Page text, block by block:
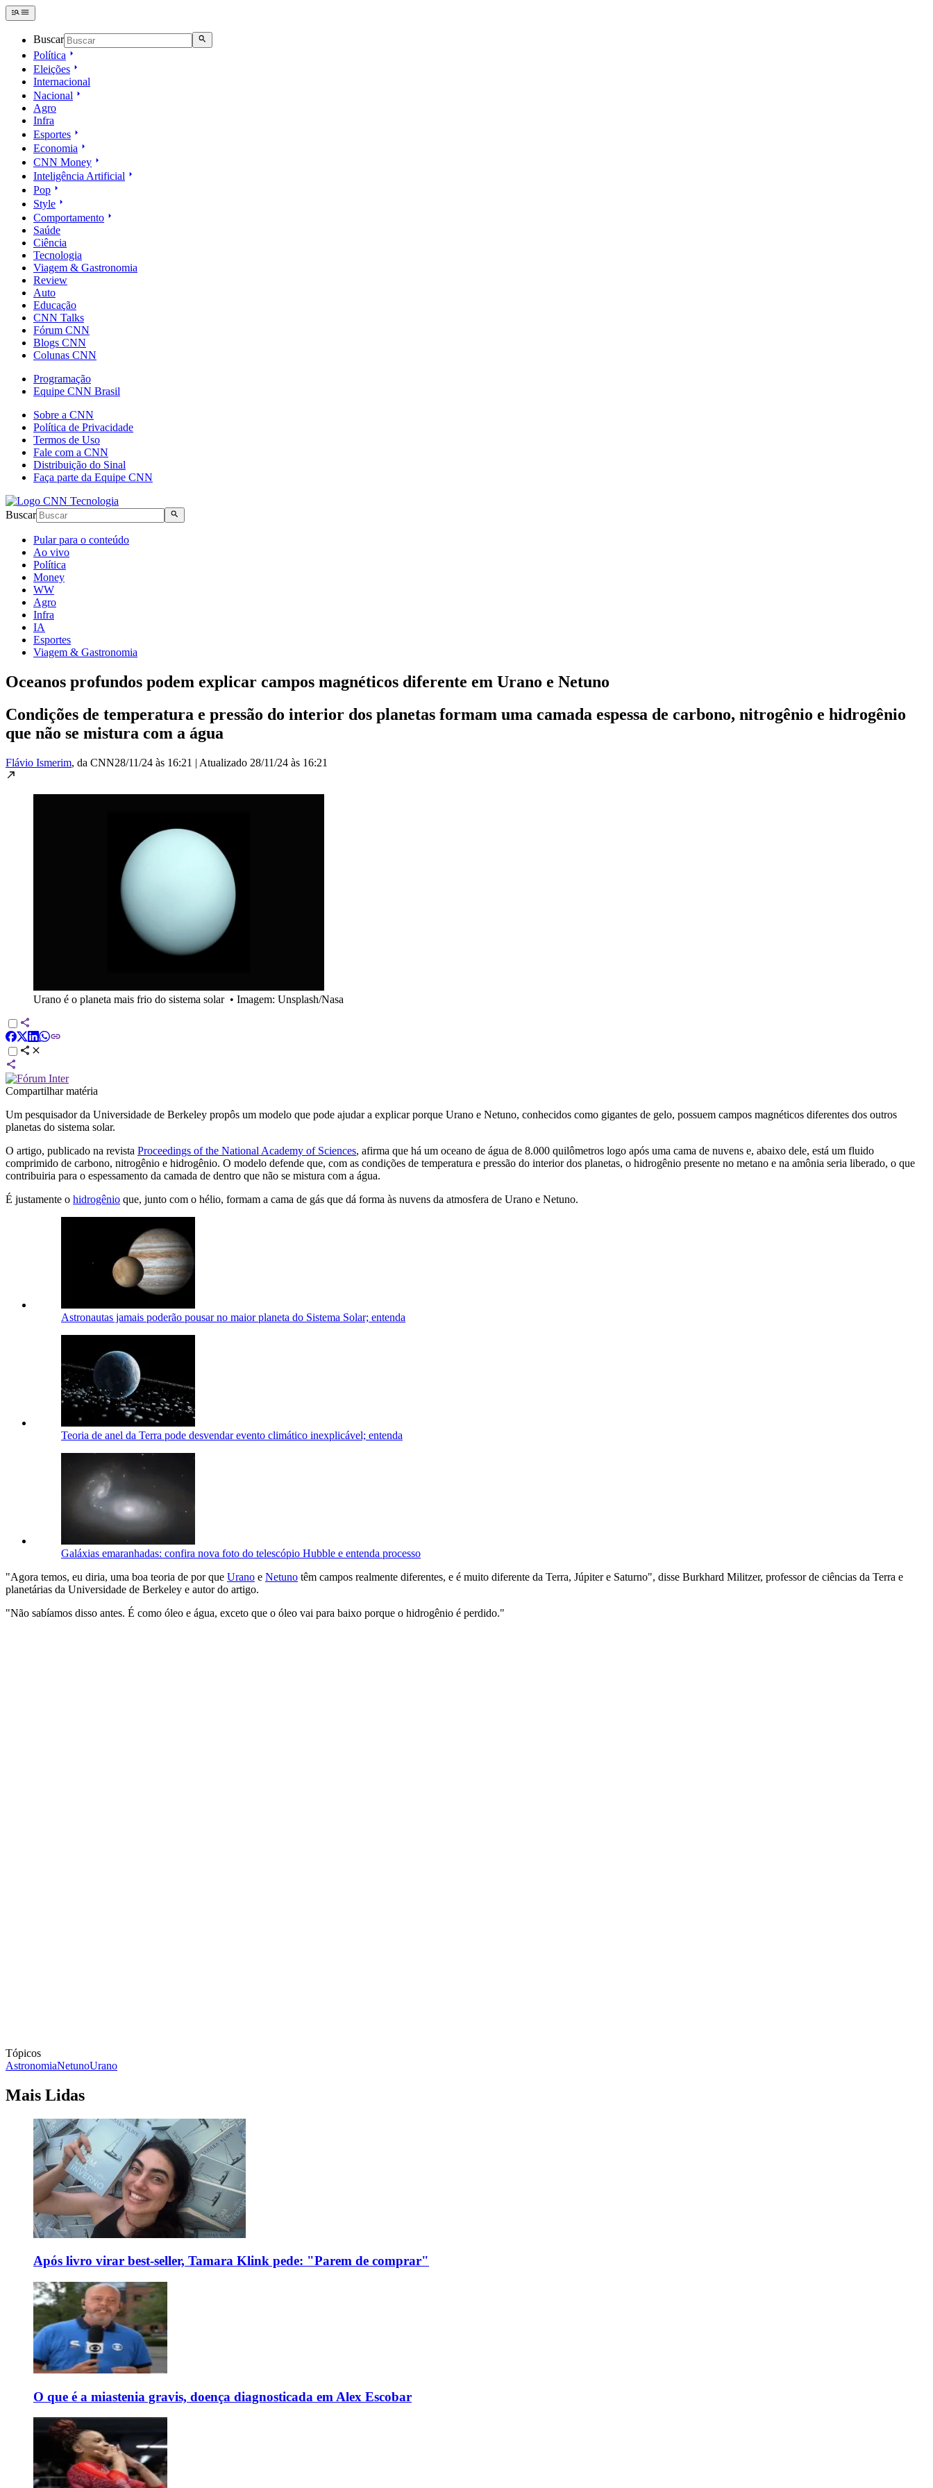
Buscar
Política
Eleições
Internacional
Nacional
Agro
Infra
Esportes
Economia
CNN Money
Inteligência Artificial
Pop
Style
Comportamento
Saúde
Ciência
Tecnologia
Viagem & Gastronomia
Review
Auto
Educação
CNN Talks
Fórum CNN
Blogs CNN
Colunas CNN
Programação
Equipe CNN Brasil
Sobre a CNN
Política de Privacidade
Termos de Uso
Fale com a CNN
Distribuição do Sinal
Faça parte da Equipe CNN
Buscar
Pular para o conteúdo
Ao vivo
Política
Money
WW
Agro
Infra
IA
Esportes
Viagem & Gastronomia
Oceanos profundos podem explicar campos magnéticos diferente em Urano e Netuno
Condições de temperatura e pressão do interior dos planetas formam uma camada espessa de carbono, nitrogênio e hidrogênio
que não se mistura com a água
Flávio Ismerim, da CNN28/11/24 às 16:21 | Atualizado 28/11/24 às 16:21
Urano é o planeta mais frio do sistema solar• Imagem: Unsplash/Nasa
Compartilhar matéria
Um pesquisador da Universidade de Berkeley propôs um modelo que pode ajudar a explicar porque Urano e Netuno, conhecidos como gigantes de gelo, possuem campos magnéticos diferentes dos outros
planetas do sistema solar.
O artigo, publicado na revista Proceedings of the National Academy of Sciences, afirma que há um oceano de água de 8.000 quilômetros logo após uma cama de nuvens e, abaixo dele, está um fluido
comprimido de carbono, nitrogênio e hidrogênio. O modelo defende que, com as condições de temperatura e pressão do interior dos planetas, o hidrogênio presente no metano e na amônia seria liberado, o que
contribuiria para o espessamento da camada de dentro que não se mistura com a água.
É justamente o hidrogênio que, junto com o hélio, formam a cama de gás que dá forma às nuvens da atmosfera de Urano e Netuno.
Astronautas jamais poderão pousar no maior planeta do Sistema Solar; entenda
Teoria de anel da Terra pode desvendar evento climático inexplicável; entenda
Galáxias emaranhadas: confira nova foto do telescópio Hubble e entenda processo
"Agora temos, eu diria, uma boa teoria de por que Urano e Netuno têm campos realmente diferentes, e é muito diferente da Terra, Júpiter e Saturno", disse Burkhard Militzer, professor de ciências da Terra e
planetárias da Universidade de Berkeley e autor do artigo.
"Não sabíamos disso antes. É como óleo e água, exceto que o óleo vai para baixo porque o hidrogênio é perdido."
Tópicos
AstronomiaNetunoUrano
Mais Lidas
Após livro virar best-seller, Tamara Klink pede: "Parem de comprar"
O que é a miastenia gravis, doença diagnosticada em Alex Escobar